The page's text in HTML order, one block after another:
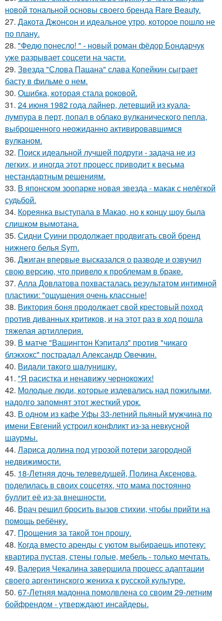
новой тональной основы своего бренда Rare Beauty.
27. Дакота Джонсон и идеальное утро, которое пошло не
по плану.
28. "Федю понесло! " - новый роман фёдор Бондарчук
уже разрывает соцсети на части.
29. Звезда "Слова Пацана" слава Копейкин сыграет
басту в фильме о нем.
30. Ошибка, которая стала роковой.
31. 24 июня 1982 года лайнер, летевший из куала-
лумпура в перт, попал в облако вулканического пепла,
выброшенного неожиданно активировавшимся
вулканом.
32. Поиск идеальной лучшей подруги - задача не из
легких, и иногда этот процесс приводит к весьма
нестандартным решениям.
33. В японском зоопарке новая звезда - макак с нелёгкой
судьбой.
34. Кореянка выступала в Макао, но к концу шоу была
слишком вымотана.
35. Сидни Суини продолжает продвигать свой бренд
нижнего белья Syrn.
36. Джиган впервые высказался о разводе и озвучил
свою версию, что привело к проблемам в браке.
37. Алла Довлатова похвасталась результатом интимной
пластики: "ощущения очень классные!
38. Виктория боня продолжает свой крестовый поход
против диванных критиков, и на этот раз в ход пошла
тяжелая артиллерия.
39. В матче "Вашингтон Кэпиталз" против "чикаго
блэкхокс" пострадал Александр Овечкин.
40. Видaли тaкого шaлунишку.
41. "Я расистка и ненавижу чернокожих!
42. Молодые люди, которые издевались над пожилыми,
надолго запомнят этот жесткий урок.
43. В одном из кафе Уфы 33-летний пьяный мужчина по
имени Евгений устроил конфликт из-за невкусной
шаурмы.
44. Лариса долина под угрозой потери загородной
недвижимости.
45. 18-Летняя дочь телеведущей, Полина Аксенова,
поделилась в своих соцсетях, что мама постоянно
буллит её из-за внешности.
46. Врач решил бросить вызов стихии, чтобы прийти на
помощь ребёнку.
47. Прощения за такой тон прошу.
48. Когда вместо аренды с уютом выбираешь ипотеку:
квартира пустая, стены голые, мебель - только мечтать.
49. Валерия Чекалина завершила процесс адаптации
своего аргентинского жениха к русской культуре.
50. 67-Летняя мадонна помолвлена со своим 29-летним
бойфрендом - утверждают инсайдеры.